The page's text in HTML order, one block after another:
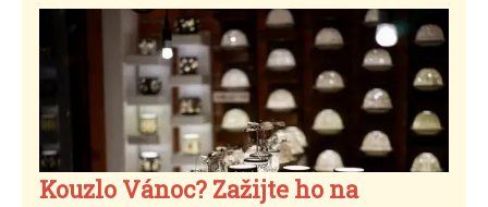
Kouzlo Vánoc? Zažijte ho na